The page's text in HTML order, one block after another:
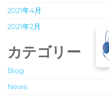
2021年4月
2021年2月
カテゴリー
Blog
News